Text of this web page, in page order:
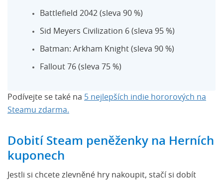
Battlefield 2042 (sleva 90 %)
Sid Meyers Civilization 6 (sleva 95 %)
Batman: Arkham Knight (sleva 90 %)
Fallout 76 (sleva 75 %)
Podívejte se také na 5 nejlepších indie hororových na
Steamu zdarma.
Dobití Steam peněženky na Herních
kuponech
Jestli si chcete zlevněné hry nakoupit, stačí si dobít